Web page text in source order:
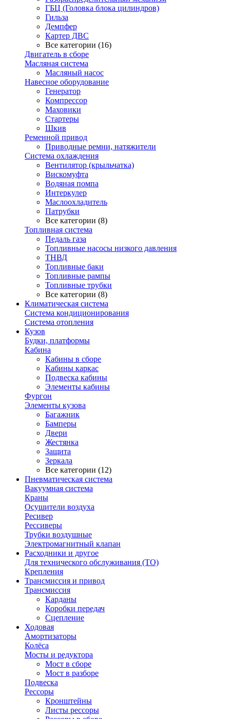
ГБЦ (Головка блока цилиндров)
Гильза
Демпфер
Картер ДВС
Все категории (16)
Двигатель в сборе
Масляная система
Масляный насос
Навесное оборудование
Генератор
Компрессор
Маховики
Стартеры
Шкив
Ременной привод
Приводные ремни, натяжители
Система охлаждения
Вентилятор (крыльчатка)
Вискомуфта
Водяная помпа
Интеркулер
Маслоохладитель
Патрубки
Все категории (8)
Топливная система
Педаль газа
Топливные насосы низкого давления
ТНВД
Топливные баки
Топливные рампы
Топливные трубки
Все категории (8)
Климатическая система
Система кондиционирования
Система отопления
Кузов
Будки, платформы
Кабина
Кабины в сборе
Кабины каркас
Подвеска кабины
Элементы кабины
Фургон
Элементы кузова
Багажник
Бамперы
Двери
Жестянка
Защита
Зеркала
Все категории (12)
Пневматическая система
Вакуумная система
Краны
Осушители воздуха
Ресивер
Рессиверы
Трубки воздушные
Электромагнитный клапан
Расходники и другое
Для технического обслуживания (ТО)
Крепления
Трансмиссия и привод
Трансмиссия
Карданы
Коробки передач
Сцепление
Ходовая
Амортизаторы
Колёса
Мосты и редуктора
Мост в сборе
Мост в разборе
Подвеска
Рессоры
Кронштейны
Листы рессоры